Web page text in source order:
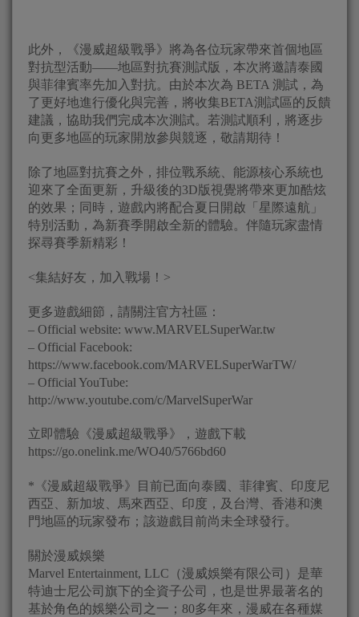
此外，《漫威超級戰爭》將為各位玩家帶來首個地區
對抗型活動——地區對抗賽測試版，本次將邀請泰國
與菲律賓率先加入對抗。由於本次為 BETA 測試，為
了更好地進行優化與完善，將收集BETA測試區的反饋
建議，協助我們完成本次測試。若測試順利，將逐步
向更多地區的玩家開放參與競逐，敬請期待！
除了地區對抗賽之外，排位戰系統、能源核心系統也
迎來了全面更新，升級後的3D版視覺將帶來更加酷炫
的效果；同時，遊戲內將配合夏日開啟「星際遠航」
特別活動，為新賽季開啟全新的體驗。伴隨玩家盡情
探尋賽季新精彩！
<集結好友，加入戰場！>
更多遊戲細節，請關注官方社區：
– Official website: www.MARVELSuperWar.tw
– Official Facebook:
https://www.facebook.com/MARVELSuperWarTW/
– Official YouTube:
http://www.youtube.com/c/MarvelSuperWar
立即體驗《漫威超級戰爭》，遊戲下載
https://go.onelink.me/WO40/5766bd60
*《漫威超級戰爭》目前已面向泰國、菲律賓、印度尼
西亞、新加坡、馬來西亞、印度，及台灣、香港和澳
門地區的玩家發布；該遊戲目前尚未全球發行。
關於漫威娛樂
Marvel Entertainment, LLC（漫威娛樂有限公司）是華
特迪士尼公司旗下的全資子公司，也是世界最著名的
基於角色的娛樂公司之一；80多年來，漫威在各種媒